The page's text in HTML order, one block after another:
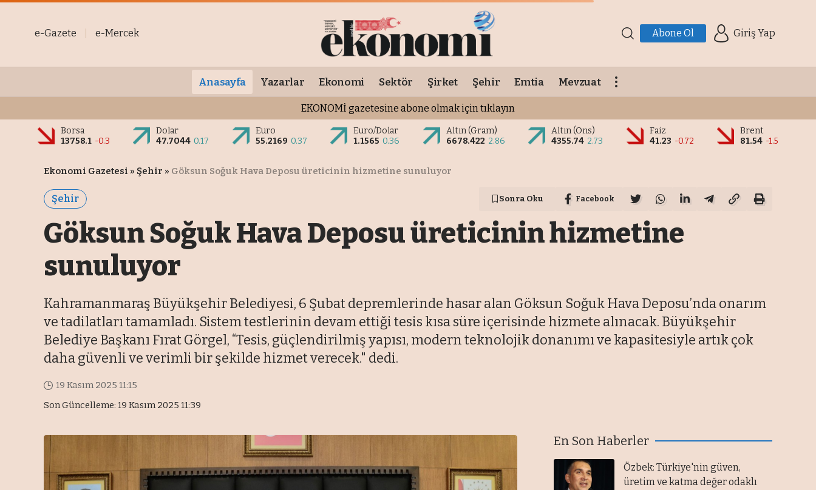
e-Gazete e-Mercek Abone Ol Giriş Yap
Anasayfa Yazarlar Ekonomi Sektör Şirket Şehir Emtia Mevzuat
EKONOMİ gazetesine abone olmak için tıklayın
Borsa
13758.1 -0.3
Dolar
47.7044 0.17
Euro
55.2169 0.37
Euro/Dolar
1.1565 0.36
Altın (Gram)
6678.422 2.86
Altın (Ons)
4355.74 2.73
Faiz
41.23 -0.72
Brent
81.54 -1.5
Ekonomi Gazetesi » Şehir » Göksun Soğuk Hava Deposu üreticinin hizmetine sunuluyor
Şehir Sonra Oku Facebook
Göksun Soğuk Hava Deposu üreticinin hizmetine
sunuluyor
Kahramanmaraş Büyükşehir Belediyesi, 6 Şubat depremlerinde hasar alan Göksun Soğuk Hava Deposu’nda onarım
ve tadilatları tamamladı. Sistem testlerinin devam ettiği tesis kısa süre içerisinde hizmete alınacak. Büyükşehir
Belediye Başkanı Fırat Görgel, “Tesis, güçlendirilmiş yapısı, modern teknolojik donanımı ve kapasitesiyle artık çok
daha güvenli ve verimli bir şekilde hizmet verecek." dedi.
Son Güncelleme: 19 Kasım 2025 11:39
19 Kasım 2025 11:15
En Son Haberler
Özbek: Türkiye'nin güven,
üretim ve katma değer odaklı